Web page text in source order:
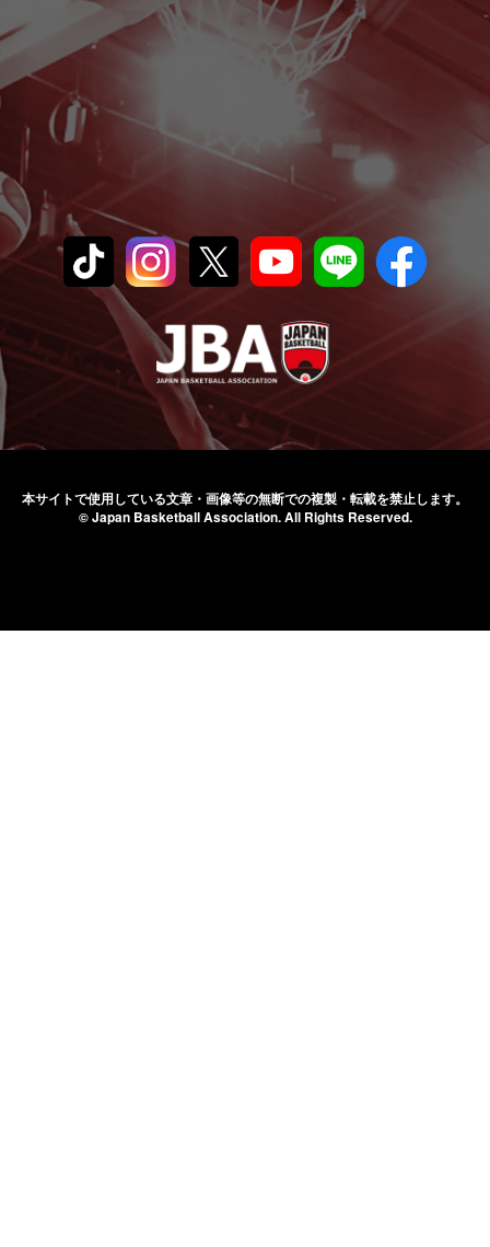
本サイトで使用している文章・画像等の無断での複製・転載を禁止します。
© Japan Basketball Association.All Rights Reserved.